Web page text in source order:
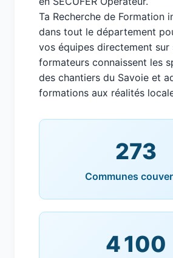
Ta Recherche de Formation
dans tout le département
vos équipes directement sur
formateurs connaissent les
des chantiers du Savoie et
formations aux réalités
273
Communes
4 100